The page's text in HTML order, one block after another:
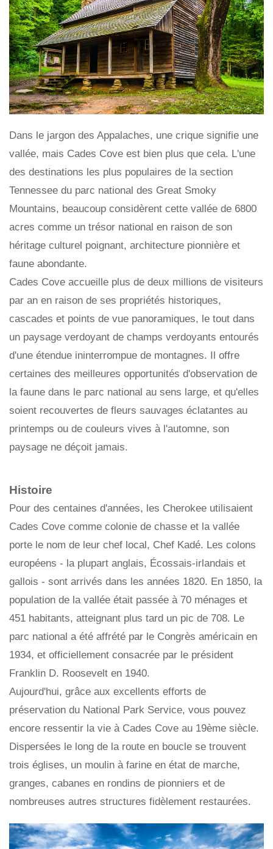
Dans le jargon des Appalaches, une crique signifie une
vallée, mais Cades Cove est bien plus que cela. L'une
des destinations les plus populaires de la section
Tennessee du parc national des Great Smoky
Mountains, beaucoup considèrent cette vallée de 6800
acres comme un trésor national en raison de son
héritage culturel poignant, architecture pionnière et
faune abondante.
Cades Cove accueille plus de deux millions de visiteurs
par an en raison de ses propriétés historiques,
cascades et points de vue panoramiques, le tout dans
un paysage verdoyant de champs verdoyants entourés
d'une étendue ininterrompue de montagnes. Il offre
certaines des meilleures opportunités d'observation de
la faune dans le parc national au sens large, et qu'elles
soient recouvertes de fleurs sauvages éclatantes au
printemps ou de couleurs vives à l'automne, son
paysage ne déçoit jamais.
Histoire
Pour des centaines d'années, les Cherokee utilisaient
Cades Cove comme colonie de chasse et la vallée
porte le nom de leur chef local, Chef Kadé. Les colons
européens - la plupart anglais, Écossais-irlandais et
gallois - sont arrivés dans les années 1820. En 1850, la
population de la vallée était passée à 70 ménages et
451 habitants, atteignant plus tard un pic de 708. Le
parc national a été affrété par le Congrès américain en
1934, et officiellement consacrée par le président
Franklin D. Roosevelt en 1940.
Aujourd'hui, grâce aux excellents efforts de
préservation du National Park Service, vous pouvez
encore ressentir la vie à Cades Cove au 19ème siècle.
Dispersées le long de la route en boucle se trouvent
trois églises, un moulin à farine en état de marche,
granges, cabanes en rondins de pionniers et de
nombreuses autres structures fidèlement restaurées.